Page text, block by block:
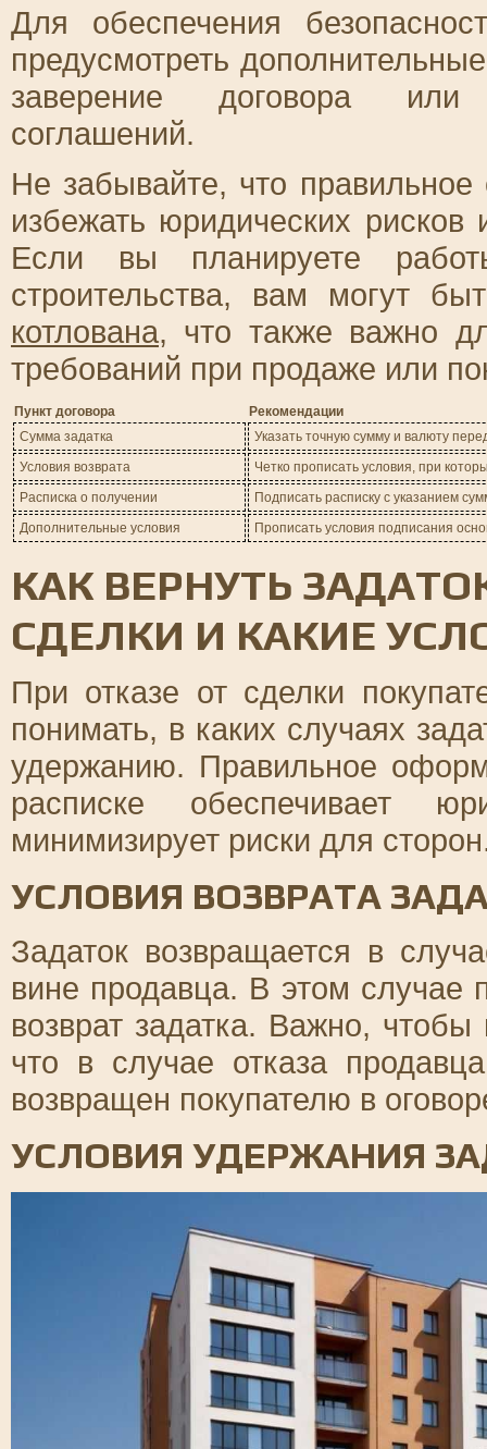
Для обеспечения
предусмотреть
заверение договора или
соглашений.
Не забывайте, что
избежать юридических
Если вы планируете
строительства, вам могут
котлована, что также важно
требований при продаже или
Пункт договора
Рекомендации
Сумма задатка
Указать точную сумму и валюту
Условия возврата
Четко прописать условия, при
Расписка о получении
Подписать расписку с указанием
Дополнительные условия
Прописать условия подписания
КАК ВЕРНУТЬ
СДЕЛКИ И КАКИЕ
При отказе от сделки
понимать, в каких случаях
удержанию. Правильное
расписке обеспечивает
минимизирует риски для
УСЛОВИЯ ВОЗВРАТА
Задаток возвращается в
вине продавца. В этом случае
возврат задатка. Важно,
что в случае отказа
возвращен покупателю в
УСЛОВИЯ УДЕРЖАНИЯ